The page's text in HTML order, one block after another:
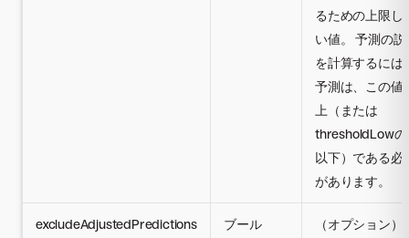
るための上限し
い値。 予測の説
を計算するには
予測は、この値
上（または
thresholdLowの
以下）である必
があります。
excludeAdjustedPredictions ブール
（オプション）